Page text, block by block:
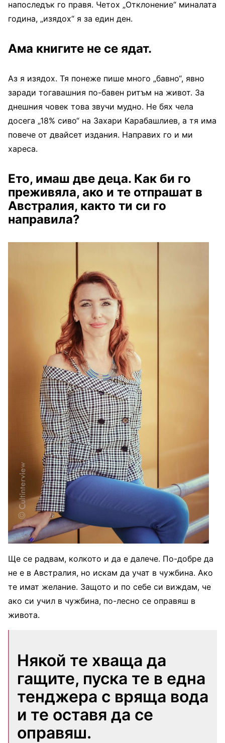
напоследък го правя. Четох „Отклонение“ миналата
година, „изядох“ я за един ден.
Ама книгите не се ядат.
Аз я изядох. Тя понеже пише много „бавно“, явно
заради тогавашния по-бавен ритъм на живот. За
днешния човек това звучи мудно. Не бях чела
досега „18% сиво“ на Захари Карабашлиев, а тя има
повече от двайсет издания. Направих го и ми
хареса.
Ето, имаш две деца. Как би го
преживяла, ако и те отпрашат в
Австралия, както ти си го
направила?
Ще се радвам, колкото и да е далече. По-добре да
не е в Австралия, но искам да учат в чужбина. Ако
те имат желание. Защото и по себе си виждам, че
ако си учил в чужбина, по-лесно се оправяш в
живота.
Някой те хваща да
гащите, пуска те в една
тенджера с вряща вода
и те оставя да се
оправяш.